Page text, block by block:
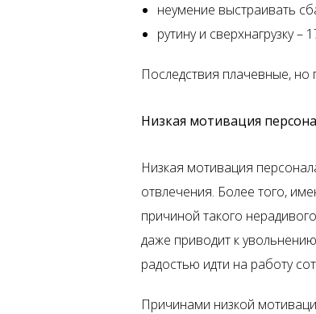
неумение выстраивать
рутину и сверхнагрузку –
Последствия плачевные,
Низкая мотивация
Низкая мотивация
отвлечения. Более того,
причиной такого
даже приводит к
радостью идти на работу
Причинами низкой